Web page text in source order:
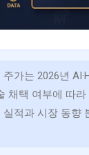
가는 2026년
채택 여부에 따
실적과 시장 동향